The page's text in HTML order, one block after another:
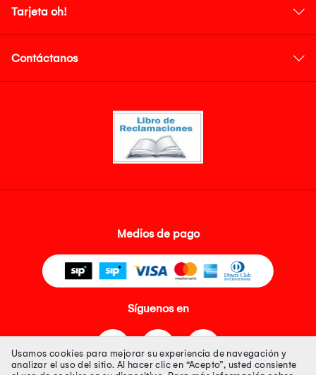
Tarjeta oh!
Contáctanos
Medios de pago
Síguenos en
Usamos cookies para mejorar su experiencia de navegación y
analizar el uso del sitio. Al hacer clic en “Acepto”, usted consiente